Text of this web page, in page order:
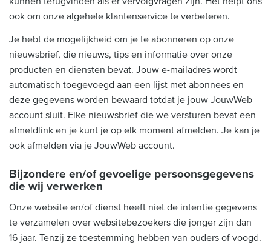
ook om onze algehele klantenservice te verbeteren.
Je hebt de mogelijkheid om je te abonneren op onze
nieuwsbrief, die nieuws, tips en informatie over onze
producten en diensten bevat. Jouw e-mailadres wordt
automatisch toegevoegd aan een lijst met abonnees en
deze gegevens worden bewaard totdat je jouw JouwWeb
account sluit. Elke nieuwsbrief die we versturen bevat een
afmeldlink en je kunt je op elk moment afmelden. Je kan je
ook afmelden via je JouwWeb account.
Bijzondere en/of gevoelige persoonsgegevens
die wij verwerken
Onze website en/of dienst heeft niet de intentie gegevens
te verzamelen over websitebezoekers die jonger zijn dan
16 jaar. Tenzij ze toestemming hebben van ouders of voogd.